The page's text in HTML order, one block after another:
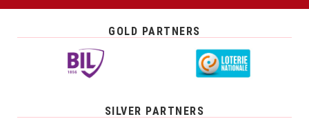
GOLD PARTNERS
SILVER PARTNERS